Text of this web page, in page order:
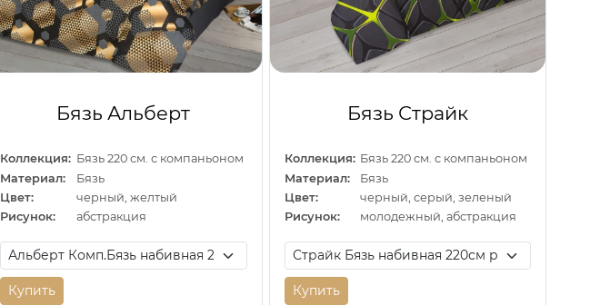
Бязь Альберт
Коллекция: Бязь 220 см. с компаньоном
Материал:
Бязь
Цвет:
черный, желтый
Рисунок:
абстракция
Купить
Бязь Страйк
Коллекция: Бязь 220 см. с компаньоном
Материал:
Бязь
Цвет:
черный, серый, зеленый
Рисунок:
молодежный, абстракция
Купить